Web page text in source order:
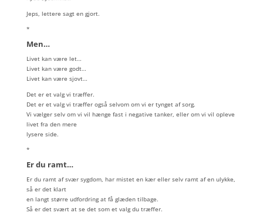
Jeps, lettere sagt en gjort.
*
Men…
Livet kan være let…
Livet kan være godt…
Livet kan være sjovt…
Det er et valg vi træffer.
Det er et valg vi træffer også selvom om vi er tynget af sorg.
Vi vælger selv om vi vil hænge fast i negative tanker, eller om vi vil opleve
livet fra den mere
lysere side.
*
Er du ramt…
Er du ramt af svær sygdom, har mistet en kær eller selv ramt af en ulykke,
så er det klart
en langt større udfordring at få glæden tilbage.
Så er det svært at se det som et valg du træffer.